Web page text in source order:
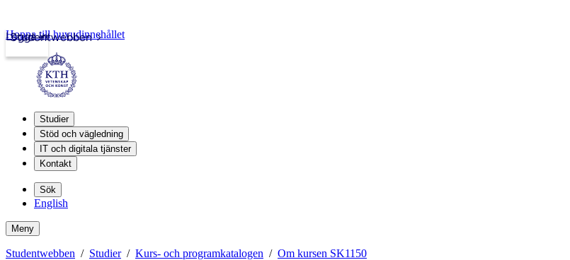
Studentwebben
Logga in
Hoppa till huvudinnehållet
Studier
Stöd och vägledning
IT och digitala tjänster
Kontakt
Sök
English
Meny
Studentwebben Studier Kurs- och programkatalogen Om kursen SK1150